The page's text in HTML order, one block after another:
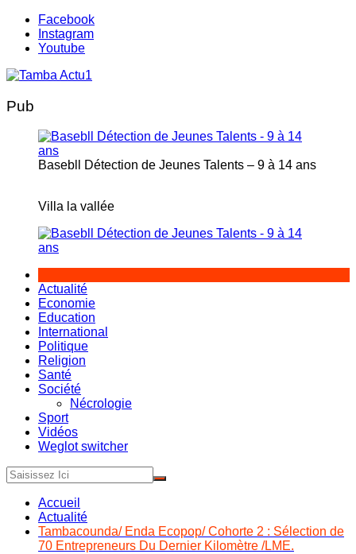
Aller
contenu
Facebook
Instagram
Youtube
Pub
Basebll Détection de Jeunes Talents – 9 à 14 ans
Villa la vallée
Actualité
Economie
Education
International
Politique
Religion
Santé
Société
Nécrologie
Sport
Vidéos
Weglot switcher
Accueil
Actualité
Tambacounda/ Enda Ecopop/ Cohorte 2 : Sélection de
70 Entrepreneurs Du Dernier Kilomètre /LME.